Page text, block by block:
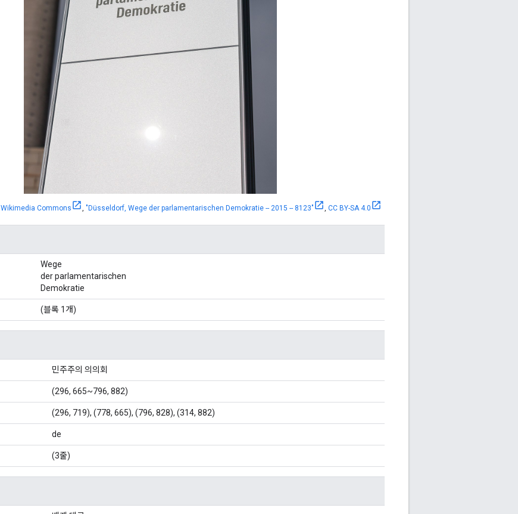
Wikimedia Commons , "Düsseldorf, Wege der parlamentarischen Demokratie -- 2015 -- 8123" , CC BY-SA 4.0
Wege
der parlamentarischen
Demokratie
(블록 1개)
민주주의 의의회
(296, 665~796, 882)
(296, 719), (778, 665), (796, 828), (314, 882)
de
(3줄)